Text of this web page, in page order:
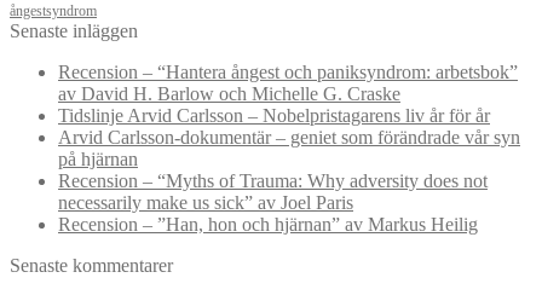
ångestsyndrom
Senaste inläggen
Recension – “Hantera ångest och paniksyndrom: arbetsbok”
av David H. Barlow och Michelle G. Craske
Tidslinje Arvid Carlsson – Nobelpristagarens liv år för år
Arvid Carlsson-dokumentär – geniet som förändrade vår syn
på hjärnan
Recension – “Myths of Trauma: Why adversity does not
necessarily make us sick” av Joel Paris
Recension – ”Han, hon och hjärnan” av Markus Heilig
Senaste kommentarer